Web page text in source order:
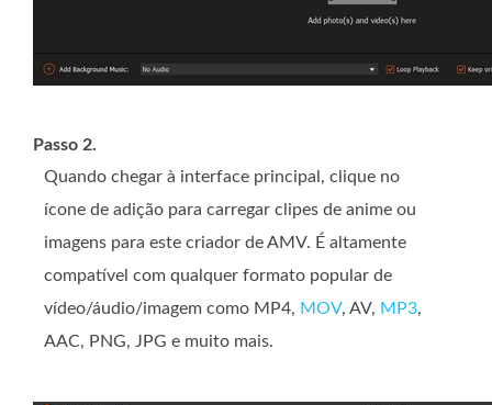
Passo 2.
Quando chegar à interface principal, clique no
ícone de adição para carregar clipes de anime ou
imagens para este criador de AMV. É altamente
compatível com qualquer formato popular de
vídeo/áudio/imagem como MP4, MOV, AV, MP3,
AAC, PNG, JPG e muito mais.